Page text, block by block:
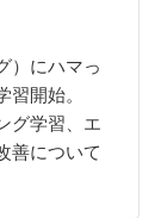
）にハマっ
開始。
グ学習、エ
善について